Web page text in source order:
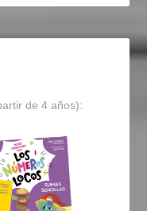
de 4 años):